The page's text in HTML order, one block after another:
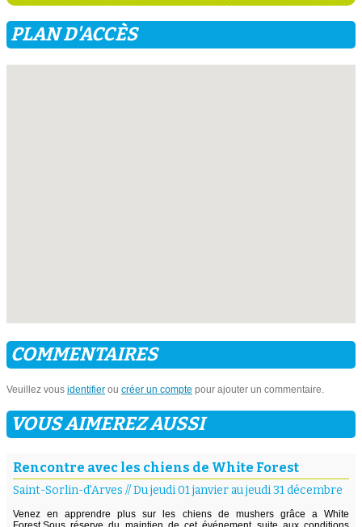
PLAN D'ACCÈS
COMMENTAIRES
Veuillez vous identifier ou créer un compte pour ajouter un commentaire.
VOUS AIMEREZ AUSSI
Rencontre avec les chiens de White Forest
Saint-Sorlin-d'Arves //Du jeudi 01 janvier au jeudi 31 décembre
Venez en apprendre plus sur les chiens de mushers grâce a White